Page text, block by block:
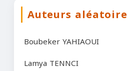
Auteurs aléatoire
Boubeker YAHIAOUI
Lamya TENNCI